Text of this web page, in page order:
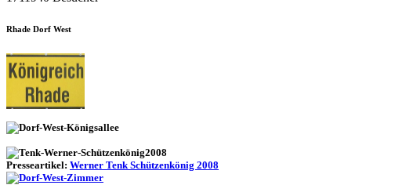
Rhade Dorf West
Presseartikel: Werner Tenk Schützenkönig 2008